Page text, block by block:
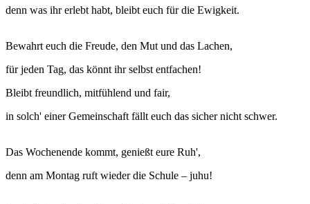
denn was ihr erlebt habt, bleibt euch für die Ewigkeit.
Bewahrt euch die Freude, den Mut und das Lachen,
für jeden Tag, das könnt ihr selbst entfachen!
Bleibt freundlich, mitfühlend und fair,
in solch' einer Gemeinschaft fällt euch das sicher nicht schwer.
Das Wochenende kommt, genießt eure Ruh',
denn am Montag ruft wieder die Schule – juhu!